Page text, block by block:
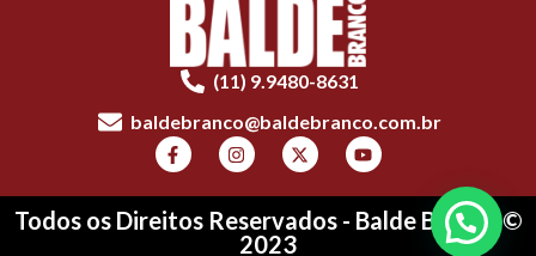
(11) 9.9480-8631
baldebranco@baldebranco.com.br
Todos os Direitos Reservados - Balde Branco ©
2023